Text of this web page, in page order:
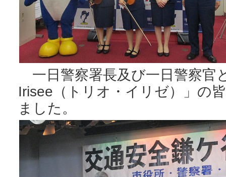
一日警察署長及び一日警察
Irisee（トリオ・イリゼ）」の
ました。